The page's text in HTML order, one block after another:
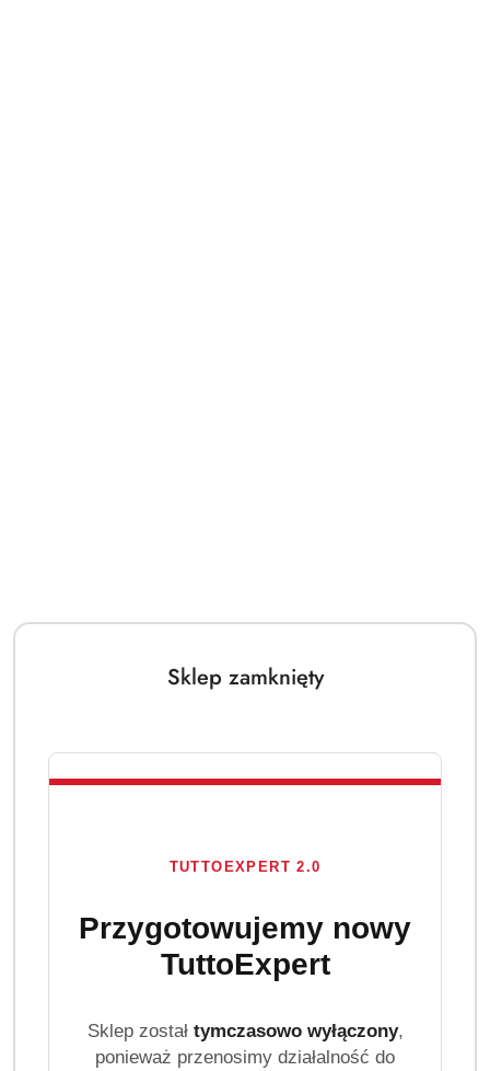
Sklep zamknięty
TUTTOEXPERT 2.0
Przygotowujemy nowy
TuttoExpert
Sklep został tymczasowo wyłączony,
ponieważ przenosimy działalność do